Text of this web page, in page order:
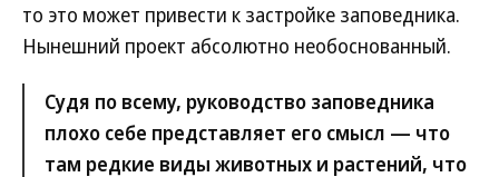
то это может привести к застройке заповедника.
Нынешний проект абсолютно необоснованный.
Судя по всему, руководство заповедника
плохо себе представляет его смысл — что
там редкие виды животных и растений, что